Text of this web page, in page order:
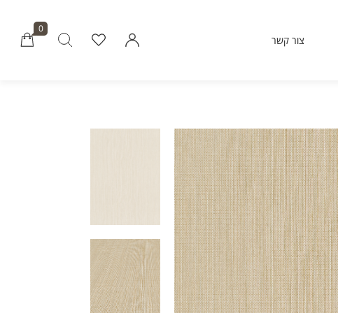
even hire freelancers. With an industry-leading
marketplace paired with an unlimited
subscription service, Envato helps creatives
like you get projects done faster.
About Envato
Careers
Community
Blog
צור קשר
0